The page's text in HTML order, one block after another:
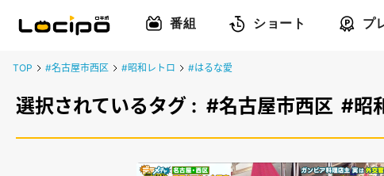
番組 ショート プ
TOP #名古屋市西区 #昭和レトロ #はるな愛
選択されているタグ : #名古屋市西区 #昭